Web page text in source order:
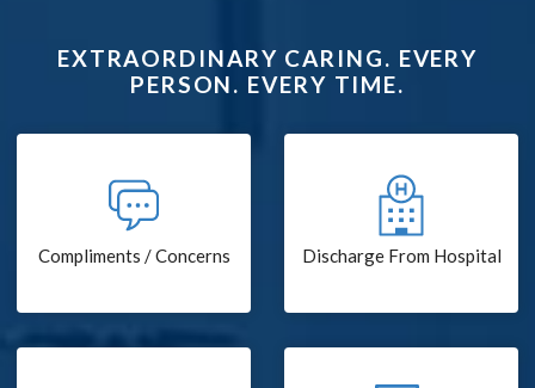
EXTRAORDINARY CARING. EVERY
PERSON. EVERY TIME.
Compliments / Concerns Discharge From Hospital